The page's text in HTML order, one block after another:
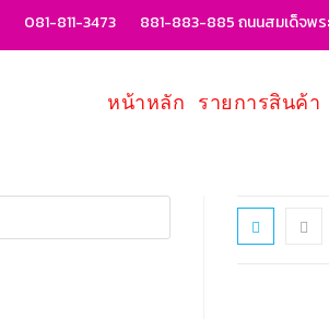
081-811-3473 881-883-885 ถนนสมเด็จพร
หน้าหลัก รายการสินค้า